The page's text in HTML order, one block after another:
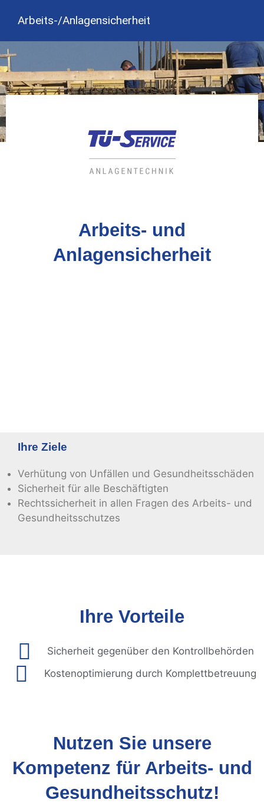
Arbeits-/Anlagensicherheit
Arbeitssicherheit >
Arbeits-/Anlagensicherheit
Arbeits- und
Anlagensicherheit
Ihre Ziele
Verhütung von Unfällen und Gesundheitsschäden
Sicherheit für alle Beschäftigten
Rechtssicherheit in allen Fragen des Arbeits- und
Gesundheitsschutzes
Ihre Vorteile
Sicherheit gegenüber den Kontrollbehörden
Kostenoptimierung durch Komplettbetreuung
Nutzen Sie unsere
Kompetenz für Arbeits- und
Gesundheitsschutz!